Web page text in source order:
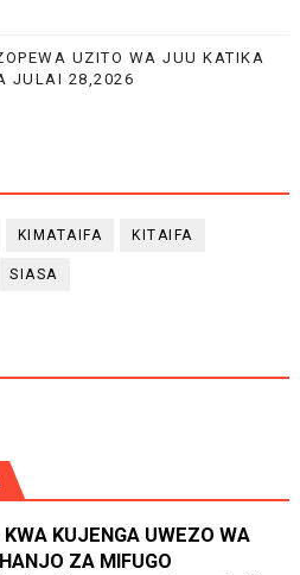
UZITO WA JUU KATIKA
JULAI 28,2026
KIMATAIFA KITAIFA
SIASA
KUJENGA UWEZO WA
ZA MIFUGO